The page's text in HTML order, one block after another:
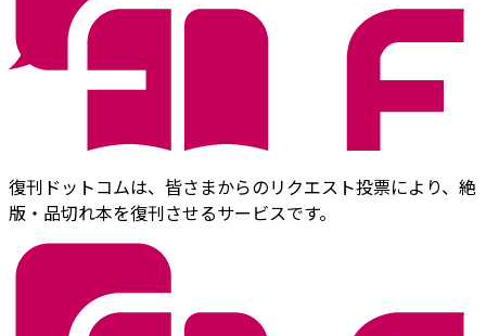
復刊ドットコムは、皆さまからのリクエスト投票により、絶
版・品切れ本を復刊させるサービスです。